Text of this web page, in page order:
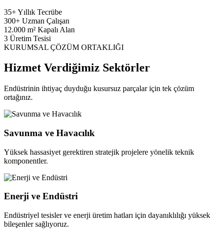
35+Yıllık Tecrübe
300+ Uzman Çalışan
12.000 m² Kapalı Alan
3 Üretim Tesisi
KURUMSAL ÇÖZÜM ORTAKLIĞI
Hizmet Verdiğimiz Sektörler
Endüstrinin ihtiyaç duyduğu kusursuz parçalar için tek çözüm
ortağınız.
Savunma ve Havacılık
Yüksek hassasiyet gerektiren stratejik projelere yönelik teknik
komponentler.
Enerji ve Endüstri
Endüstriyel tesisler ve enerji üretim hatları için dayanıklılığı yüksek
bileşenler sağlıyoruz.